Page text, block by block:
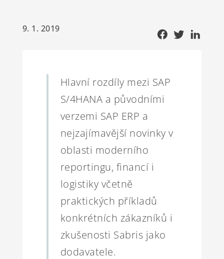
9. 1. 2019
Hlavní rozdíly mezi SAP
S/4HANA a původními
verzemi SAP ERP a
nejzajímavější novinky v
oblasti moderního
reportingu, financí i
logistiky včetně
praktických příkladů
konkrétních zákazníků i
zkušenosti Sabris jako
dodavatele.